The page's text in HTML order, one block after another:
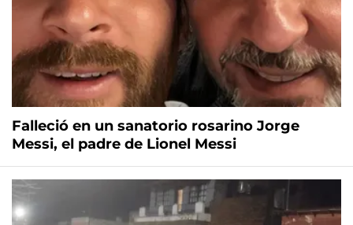
Falleció en un sanatorio rosarino Jorge
Messi, el padre de Lionel Messi